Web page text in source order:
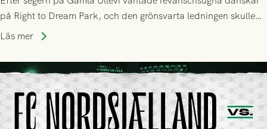
på Right to Dream Park, och den grönsvarta ledningen skulle
upphöra efter mindre än kvarten spelad. På lika mark visade
tennissiffror och det grönsvarta europaäventyret tog slut.
Läs mer